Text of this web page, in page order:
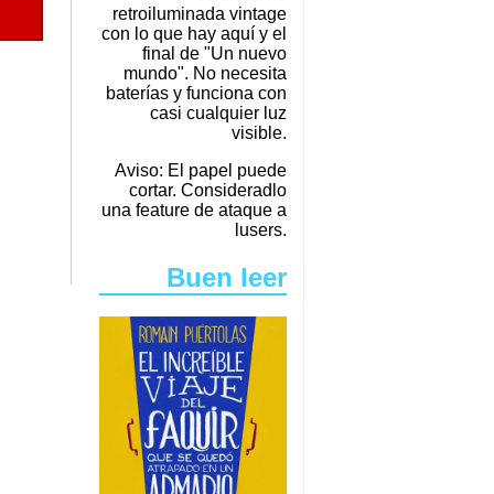
retroiluminada vintage
con lo que hay aquí y el
final de "Un nuevo
mundo". No necesita
baterías y funciona con
casi cualquier luz
visible.
Aviso: El papel puede
cortar. Consideradlo
una feature de ataque a
lusers.
Buen leer